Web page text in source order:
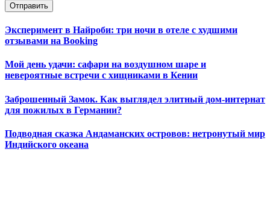
Отправить
Эксперимент в Найроби: три ночи в отеле с худшими
отзывами на Booking
Мой день удачи: сафари на воздушном шаре и
невероятные встречи с хищниками в Кении
Заброшенный Замок. Как выглядел элитный дом-интернат
для пожилых в Германии?
Подводная сказка Андаманских островов: нетронутый мир
Индийского океана